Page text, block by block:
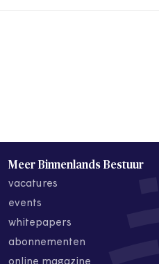
Meer Binnenlands Bestuur
vacatures
events
whitepapers
abonnementen